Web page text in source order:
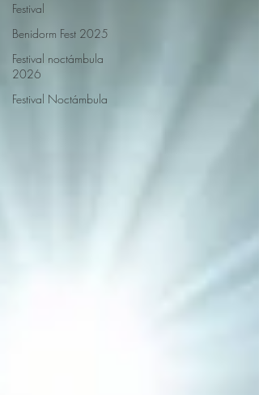
Festival
Benidorm Fest 2025
Festival noctámbula
2026
Festival Noctámbula